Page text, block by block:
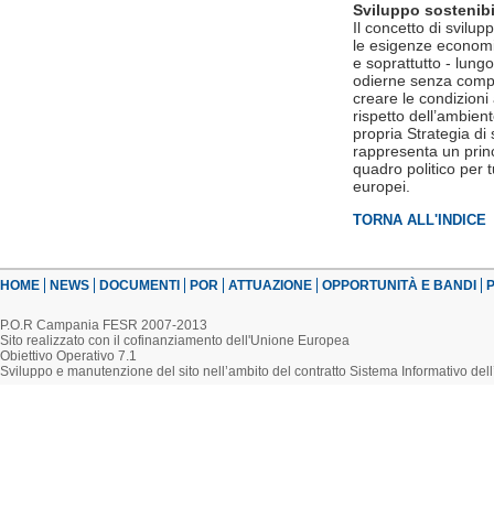
Sviluppo
Il concetto di
le esigenze
e soprattutto -
odierne senza
creare le
rispetto
propria Strategia di
rappresenta un
quadro politico per
europei.
TORNA ALL'INDICE
HOME NEWS DOCUMENTI POR ATTUAZIONE OPPORTUNITÀ E BANDI
P.O.R Campania FESR 2007-2013
Sito realizzato con il cofinanziamento dell'Unione Europea
Obiettivo Operativo 7.1
Sviluppo e manutenzione del sito nell’ambito del contratto Sistema Informativo